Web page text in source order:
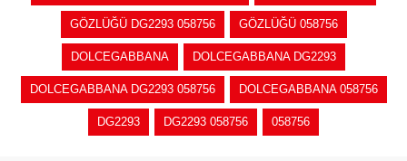
GÖZLÜĞÜ DG2293 058756 GÖZLÜĞÜ 058756
DOLCEGABBANA DOLCEGABBANA DG2293
DOLCEGABBANA DG2293 058756 DOLCEGABBANA 058756
DG2293 DG2293 058756 058756